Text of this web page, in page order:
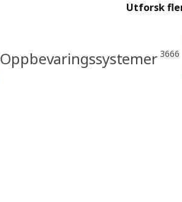
Utforsk
Oppbevaringssystemer 3666